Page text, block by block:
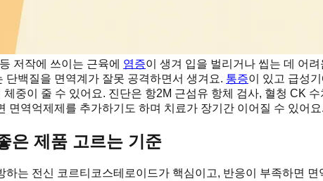
저작에 쓰이는 근육에 염증이 생겨 입을 벌리거나 씹는 데 어
백질을 면역계가 잘못 공격하면서 생겨요. 통증이 있고 급성
중이 줄 수 있어요. 진단은 항2M 근섬유 항체 검사, 혈청 CK
면역억제제를 추가하기도 하며 치료가 장기간 이어질 수 있어
은 제품 고르는 기준
는 전신 코르티코스테로이드가 핵심이고, 반응이 부족하면